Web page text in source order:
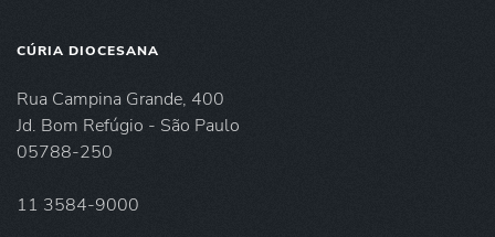
CÚRIA DIOCESANA
Rua Campina Grande, 400
Jd. Bom Refúgio - São Paulo
05788-250
11 3584-9000